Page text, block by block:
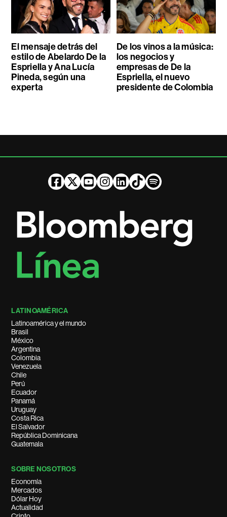
El mensaje detrás del
estilo de Abelardo De la
Espriella y Ana Lucía
Pineda, según una
experta
De los vinos a la música:
los negocios y
empresas de De la
Espriella, el nuevo
presidente de Colombia
LATINOAMÉRICA
Latinoamérica y el mundo
Brasil
México
Argentina
Colombia
Venezuela
Chile
Perú
Ecuador
Panamá
Uruguay
Costa Rica
El Salvador
República Dominicana
Guatemala
SOBRE NOSOTROS
Economía
Mercados
Dólar Hoy
Actualidad